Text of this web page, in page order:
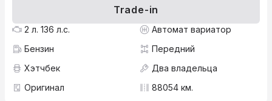
Trade-in
2 л. 136 л.с.
Автомат вариатор
Бензин
Передний
Хэтчбек
Два владельца
Оригинал
88054 км.